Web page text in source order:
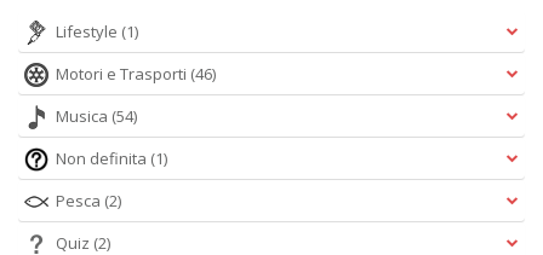
Lifestyle (1)
Motori e Trasporti (46)
Musica (54)
Non definita (1)
Pesca (2)
Quiz (2)